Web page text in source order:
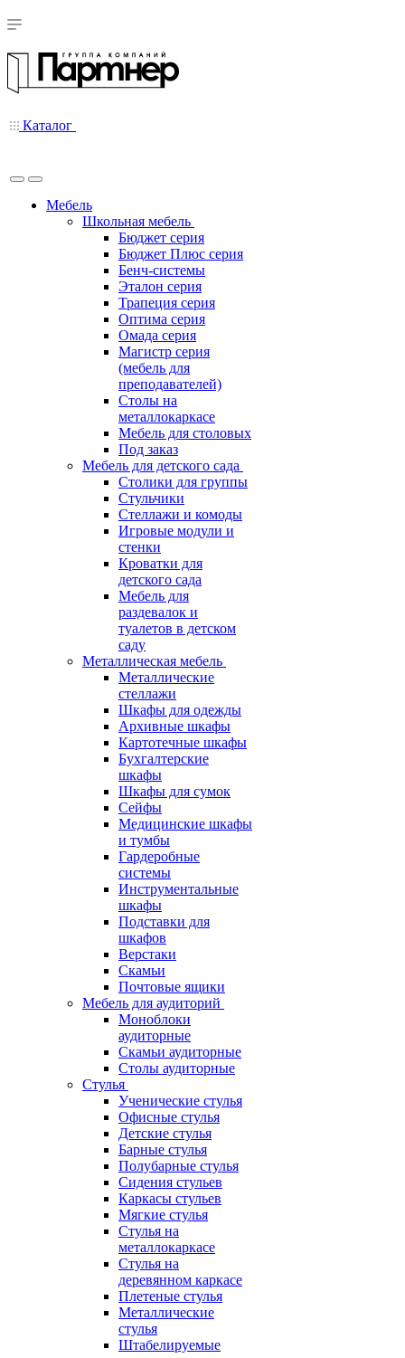
Каталог
Мебель
Школьная мебель
Бюджет серия
Бюджет Плюс серия
Бенч-системы
Эталон серия
Трапеция серия
Оптима серия
Омада серия
Магистр серия
(мебель для
преподавателей)
Столы на
металлокаркасе
Мебель для столовых
Под заказ
Мебель для детского сада
Столики для группы
Стульчики
Стеллажи и комоды
Игровые модули и
стенки
Кроватки для
детского сада
Мебель для
раздевалок и
туалетов в детском
саду
Металлическая мебель
Металлические
стеллажи
Шкафы для одежды
Архивные шкафы
Картотечные шкафы
Бухгалтерские
шкафы
Шкафы для сумок
Сейфы
Медицинские шкафы
и тумбы
Гардеробные
системы
Инструментальные
шкафы
Подставки для
шкафов
Верстаки
Скамьи
Почтовые ящики
Мебель для аудиторий
Моноблоки
аудиторные
Скамьи аудиторные
Столы аудиторные
Стулья
Ученические стулья
Офисные стулья
Детские стулья
Барные стулья
Полубарные стулья
Сидения стульев
Каркасы стульев
Мягкие стулья
Стулья на
металлокаркасе
Стулья на
деревянном каркасе
Плетеные стулья
Металлические
стулья
Штабелируемые